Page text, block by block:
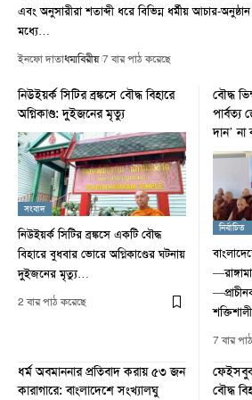
এবং অনুসারীরা শতাব্দী ধরে বিভিন্ন ধর্মীয় আচার-
মধ্যে…
ইনফো দাতাধম্মবিরীয় 7 বার পাঠ করেছে
নিউইয়র্ক সিটির ব্রঙ্কসে বৌদ্ধ বিহারে
অগ্নিকাণ্ড: দুইজনের মৃত্যু
সংবাদ
নিউইয়র্ক সিটির ব্রঙ্কসে একটি বৌদ্ধ
বিহারে বুধবার ভোরে অগ্নিকাণ্ডের ঘটনায়
দুইজনের মৃত্যু…
2 বার পাঠ করেছে
বৌদ্ধ
পার্বত্য
দান’ না
নির্বাচিত
7 বার
ধর্ম অবমাননার প্রতিবাদ করায় ৫৩ জন
কারাগারে: বাংলাদেশে সংখ্যালঘু
ফেইসবুক
বৌদ্ধ